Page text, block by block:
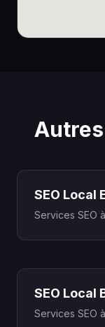
SEO Local
Services SEO
SEO Local
Services SEO